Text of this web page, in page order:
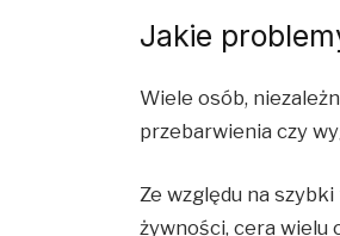
Jakie
Wiele osób,
przebarwienia czy
Ze względu na
żywności, cera wielu